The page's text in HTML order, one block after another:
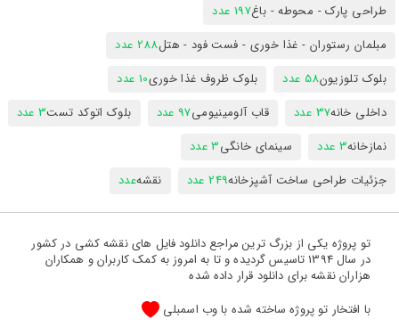
طراحی پارک - محوطه - باغ197 عدد
مبلمان رستوران - غذا خوری - فست فود - هتل288 عدد
بلوک تلوزیون58 عدد بلوک ظروف غذا خوری10 عدد
داخلی خانه37 عدد قاب آلومینیومی97 عدد بلوک اتوکد تست3 عدد
نمازخانه3 عدد سینمای خانگی3 عدد
جزئیات طراحی ساخت آشپزخانه249 عدد نقشهعدد
تو پروژه یکی از بزرگ ترین مراجع دانلود فایل های نقشه کشی در کشور
در سال 1394 تاسیس گردیده و تا به امروز به کمک کاربران و همکاران
هزاران نقشه برای دانلود قرار داده شده
با افتخار تو پروژه ساخته شده با وب اسمبلی